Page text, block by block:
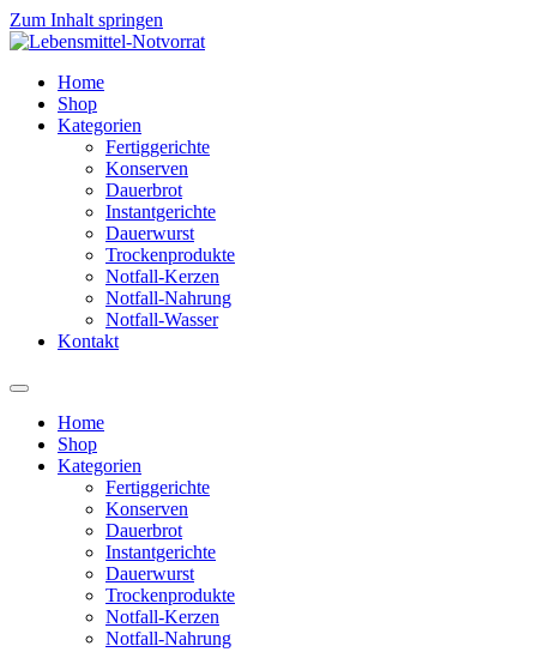
Zum Inhalt springen
Home
Shop
Kategorien
Fertiggerichte
Konserven
Dauerbrot
Instantgerichte
Dauerwurst
Trockenprodukte
Notfall-Kerzen
Notfall-Nahrung
Notfall-Wasser
Kontakt
Home
Shop
Kategorien
Fertiggerichte
Konserven
Dauerbrot
Instantgerichte
Dauerwurst
Trockenprodukte
Notfall-Kerzen
Notfall-Nahrung